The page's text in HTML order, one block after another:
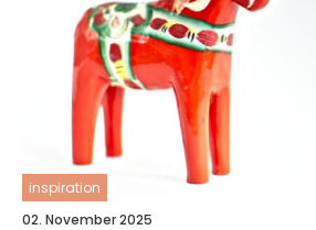
inspiration
02. November 2025